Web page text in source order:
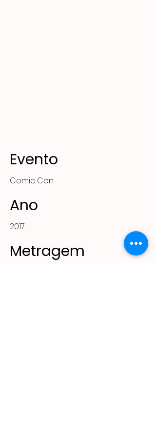
Evento
Comic Con
Ano
2017
Metragem